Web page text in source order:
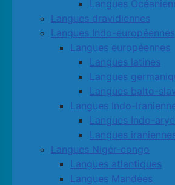
Langues
Langues dravidiennes
Langues Indo-européennes
Langues européennes
Langues latines
Langues
Langues balto-
Langues Indo-
Langues Indo-
Langues
Langues Nigér-congo
Langues atlantiques
Langues Mandées